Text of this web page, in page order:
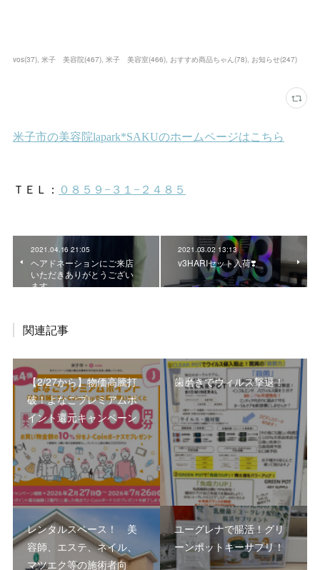
vos(37) 米子 美容院(467) 米子 美容室(466) おすすめ商品ちゃん(78) お知らせ(247)
2021.04.16 21:05
ヘアドネーションにご来店
いただきありがとうござい
ます
2021.03.02 13:13
v3HARIセット入荷❣️
関連記事
【2/27から】物価高騰打
破！よなごプレミアムポ
イント還元キャンペーン
歯磨きでウィルス撃退！
レンタルスペース！ 美
容師、エステ、ネイル、
マツエク等の施術者向
ユーグレナで腸活！グリ
ーンポットキーサプリ！